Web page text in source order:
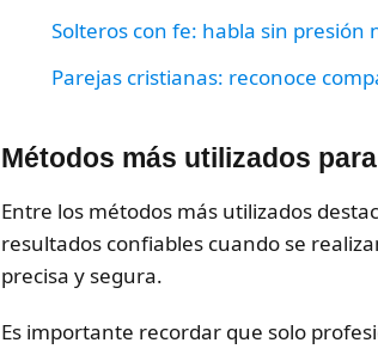
Solteros con fe: habla sin presión
Parejas cristianas: reconoce
Métodos más utilizados
Entre los métodos más utilizados
resultados confiables cuando se
precisa y segura.
Es importante recordar que solo